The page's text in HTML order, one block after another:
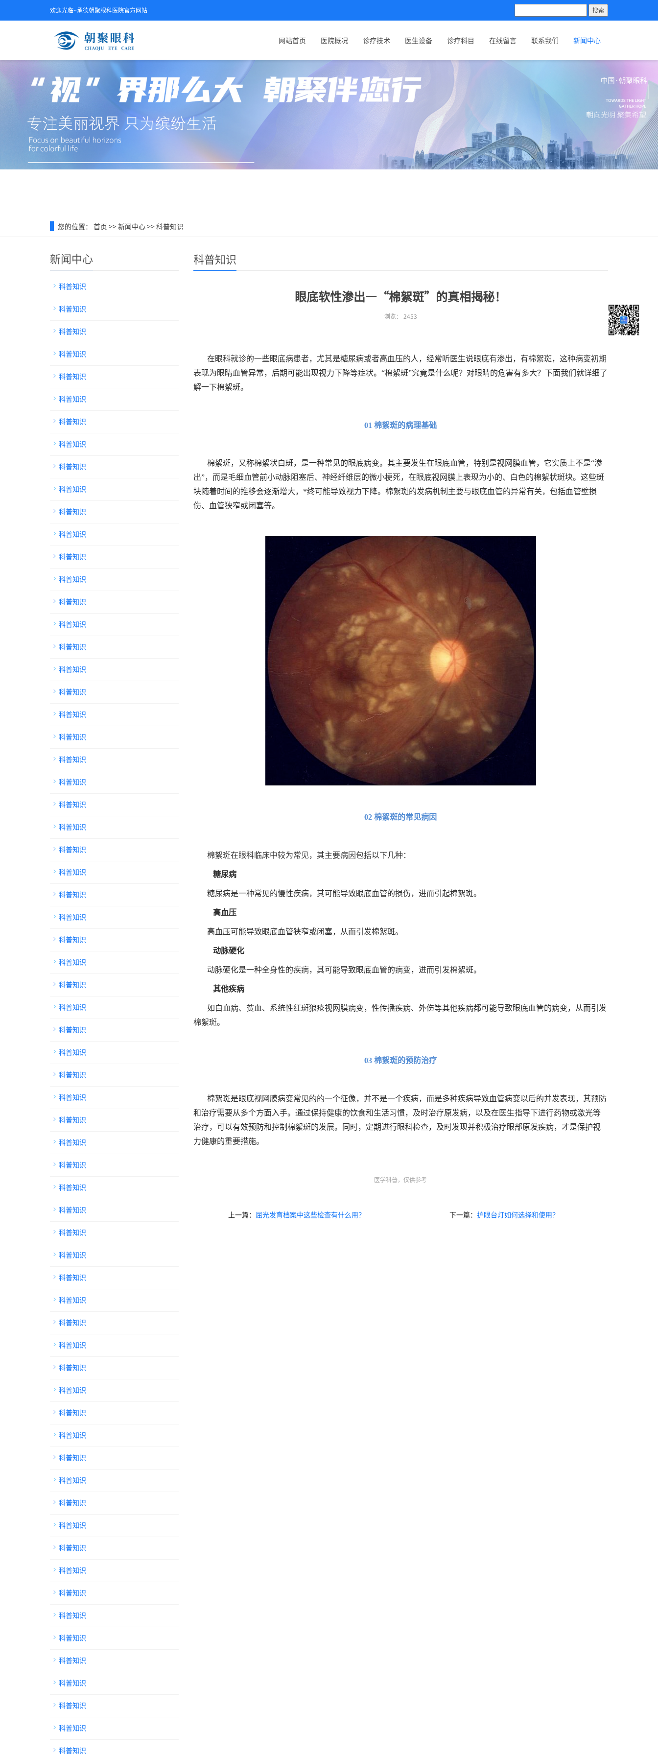
欢迎光临~承德朝聚眼科医院官方网站 搜索
网站首页 医院概况 诊疗技术 医生设备 诊疗科目 在线留言 联系我们 新闻中心
您的位置： 首页 >>新闻中心>>科普知识
科普知识
眼底软性渗出—“棉絮斑”的真相揭秘！
浏览： 2453
在眼科就诊的一些眼底病患者，尤其是糖尿病或者高血压的人，经常听医生说眼底有渗出，有棉絮斑，这种病变初期
表现为眼睛血管异常，后期可能出现视力下降等症状。“棉絮斑”究竟是什么呢？对眼睛的危害有多大？下面我们就详细了
解一下棉絮斑。
01 棉絮斑的病理基础
棉絮斑，又称棉絮状白斑，是一种常见的眼底病变。其主要发生在眼底血管，特别是视网膜血管，它实质上不是“渗
出”，而是毛细血管前小动脉阻塞后、神经纤维层的微小梗死，在眼底视网膜上表现为小的、白色的棉絮状斑块。这些斑
块随着时间的推移会逐渐增大，*终可能导致视力下降。棉絮斑的发病机制主要与眼底血管的异常有关，包括血管壁损
伤、血管狭窄或闭塞等。
02 棉絮斑的常见病因
棉絮斑在眼科临床中较为常见，其主要病因包括以下几种：
糖尿病
糖尿病是一种常见的慢性疾病，其可能导致眼底血管的损伤，进而引起棉絮斑。
高血压
高血压可能导致眼底血管狭窄或闭塞，从而引发棉絮斑。
动脉硬化
动脉硬化是一种全身性的疾病，其可能导致眼底血管的病变，进而引发棉絮斑。
其他疾病
如白血病、贫血、系统性红斑狼疮视网膜病变，性传播疾病、外伤等其他疾病都可能导致眼底血管的病变，从而引发
棉絮斑。
03 棉絮斑的预防治疗
棉絮斑是眼底视网膜病变常见的的一个征像，并不是一个疾病，而是多种疾病导致血管病变以后的并发表现，其预防
和治疗需要从多个方面入手。通过保持健康的饮食和生活习惯，及时治疗原发病，以及在医生指导下进行药物或激光等
治疗，可以有效预防和控制棉絮斑的发展。同时，定期进行眼科检查，及时发现并积极治疗眼部原发疾病，才是保护视
力健康的重要措施。
医学科普，仅供参考
上一篇： 屈光发育档案中这些检查有什么用？ 下一篇：护眼台灯如何选择和使用？
新闻中心
科普知识
科普知识
科普知识
科普知识
科普知识
科普知识
科普知识
科普知识
科普知识
科普知识
科普知识
科普知识
科普知识
科普知识
科普知识
科普知识
科普知识
科普知识
科普知识
科普知识
科普知识
科普知识
科普知识
科普知识
科普知识
科普知识
科普知识
科普知识
科普知识
科普知识
科普知识
科普知识
科普知识
科普知识
科普知识
科普知识
科普知识
科普知识
科普知识
科普知识
科普知识
科普知识
科普知识
科普知识
科普知识
科普知识
科普知识
科普知识
科普知识
科普知识
科普知识
科普知识
科普知识
科普知识
科普知识
科普知识
科普知识
科普知识
科普知识
科普知识
科普知识
科普知识
科普知识
科普知识
科普知识
科普知识